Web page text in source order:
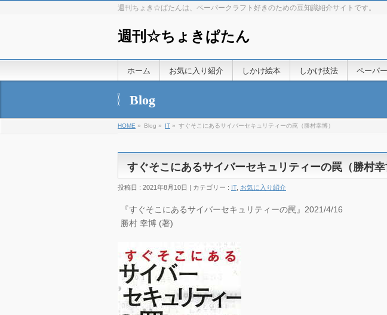
週刊ちょき☆ぱたんは、ペーパークラフト好きのための豆知識紹介サイトです。
週刊☆ちょきぱたん
ホーム お気に入り紹介 しかけ絵本 しかけ技法 ペーパ
Blog
HOME » Blog » IT » すぐそこにあるサイバーセキュリティーの罠（勝村幸博）
すぐそこにあるサイバーセキュリティーの罠（勝村幸
投稿日 : 2021年8月10日 | カテゴリー : IT, お気に入り紹介
『すぐそこにあるサイバーセキュリティーの罠』2021/4/16
勝村 幸博 (著)